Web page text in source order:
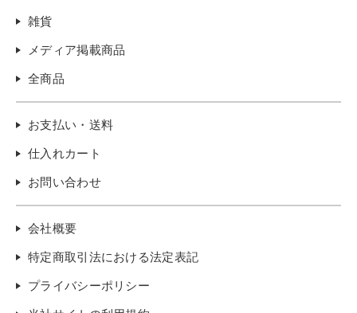
雑貨
メディア掲載商品
全商品
お支払い・送料
仕入れカート
お問い合わせ
会社概要
特定商取引法における法定表記
プライバシーポリシー